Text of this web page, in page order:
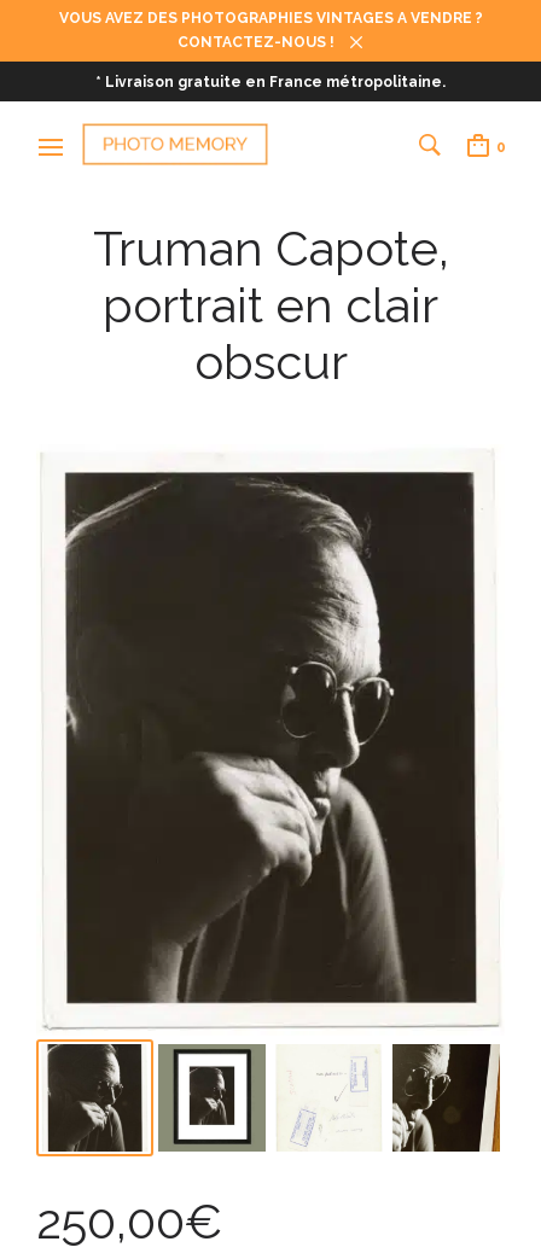
VOUS AVEZ DES PHOTOGRAPHIES VINTAGES A VENDRE ?
CONTACTEZ-NOUS !
* Livraison gratuite en France métropolitaine.
0
Truman Capote,
portrait en clair
obscur
250,00€